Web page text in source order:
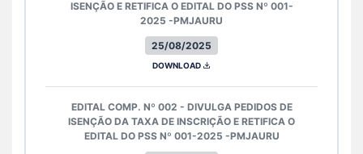
25/08/2025
ISENÇÃO E RETIFICA O EDITAL DO PSS Nº 001-
2025 -PMJAURU
DOWNLOAD
EDITAL COMP. Nº 002 - DIVULGA PEDIDOS DE
ISENÇÃO DA TAXA DE INSCRIÇÃO E RETIFICA O
EDITAL DO PSS Nº 001-2025 -PMJAURU